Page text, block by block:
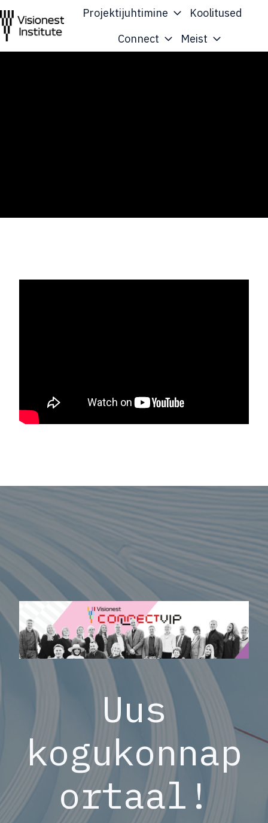
A
Projektijuhtimine
Koolitused
Connect
Meist
Uus
kogukonnap
ortaal!